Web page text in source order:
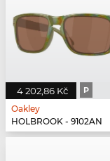
4 202,86 Kč P
Oakley
HOLBROOK - 9102AN